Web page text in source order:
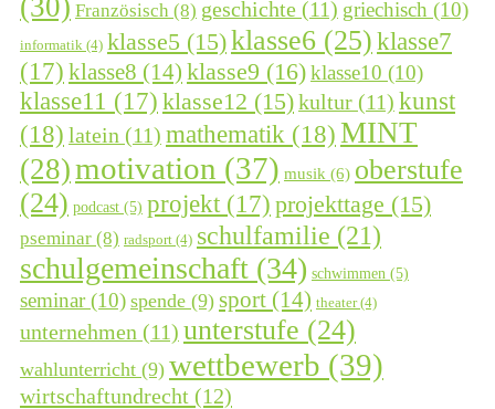
Französisch (8) geschichte (11) griechisch (10)
informatik (4) klasse5 (15)klasse6 (25) klasse7
(17) klasse8 (14) klasse9 (16)klasse10 (10)
klasse11 (17) klasse12 (15)kultur (11) kunst
(18) latein (11) mathematik (18)MINT
(28)motivation (37) musik (6) oberstufe
(24) podcast (5) projekt (17) projekttage (15)
pseminar (8) radsport (4) schulfamilie (21)
schulgemeinschaft (34) schwimmen (5)
seminar(10) spende (9) sport (14) theater(4)
unternehmen (11) unterstufe (24)
wahlunterricht (9) wettbewerb (39)
wirtschaftundrecht (12)